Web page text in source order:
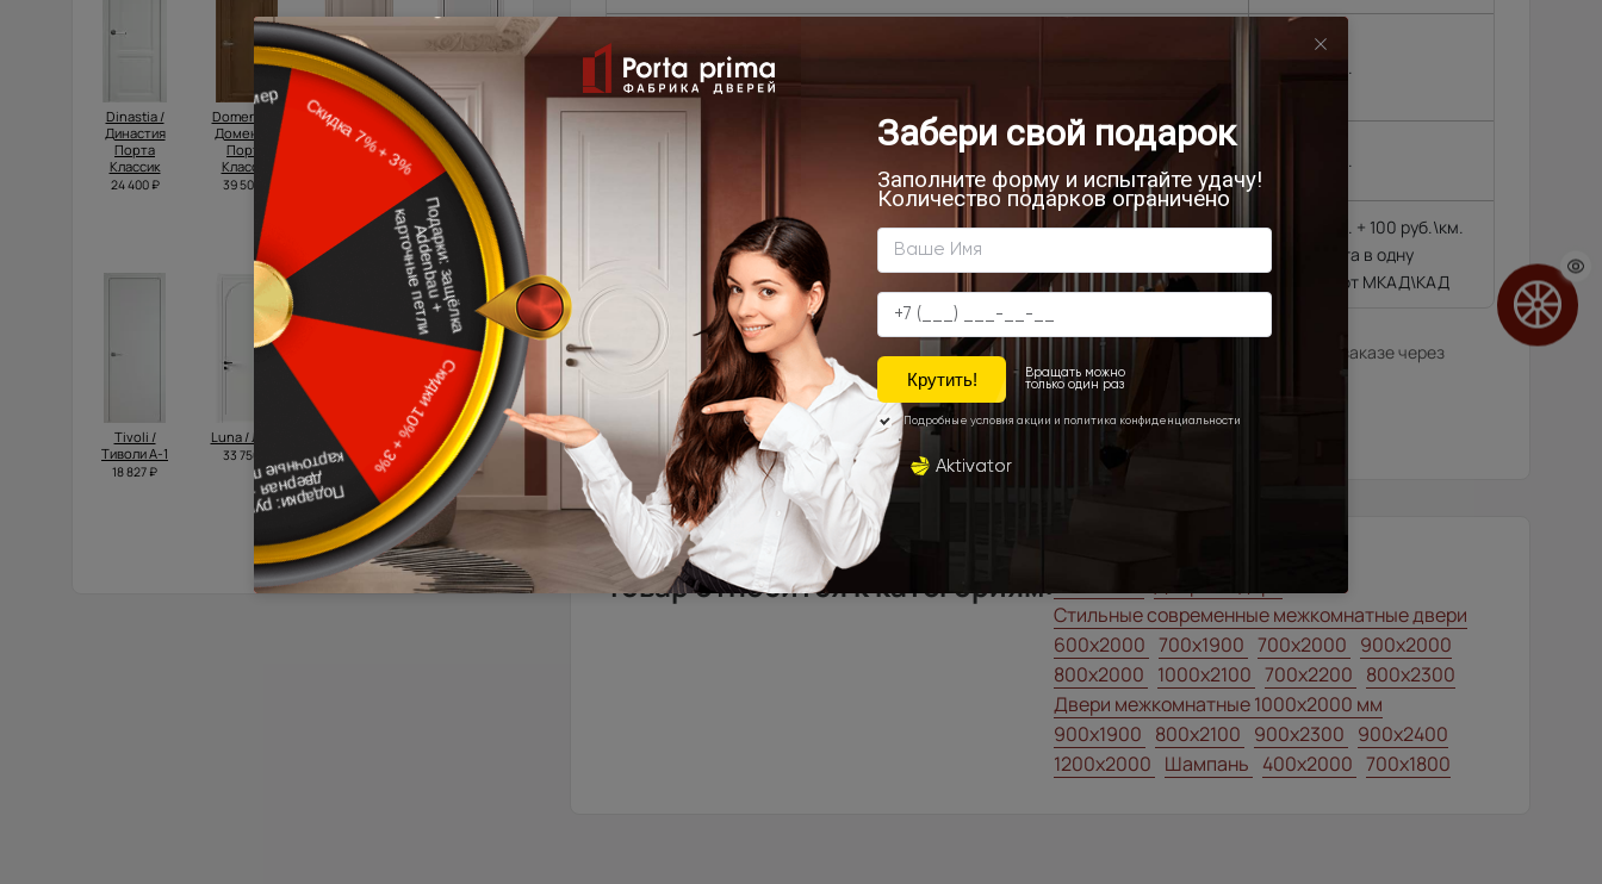
Dinastia /
Династия
Порта
Классик
24 400 ₽
Domenica /
Доменика
Порта
Классик
39 500 ₽
Domenica
Neo Classic
Scalino /
Доменика
Скалино
28 305 ₽
Tivoli /
Тиволи З-1
34 500 ₽
Tivoli /
Тиволи А-1
18 827 ₽
Luna / Луна
33 750 ₽
Domenica
Neo Classic
Decoro /
Доменика
Классик
Декоро
20 315 ₽
Tivoli /
Тиволи А-1
17 935 ₽
Фряново, Электросталь, Ивантеевка, Королёв, Монино,
Лосинопетровский и др. (от 20 до 45 км. от склада).
4 500 руб.
Москва\Санкт-Петербург и города, расположенные в районе МКАД\КАД
4 500 руб.
Города Московской\Ленинградской области, располагающиеся далее 10
км. от МКАД (кроме Щёлковского шоссе)\КАД
4 500 руб. + 100 руб.\км.
из расчёта в одну
сторону от МКАД\КАД
Доставка в регионы осуществляется по тарифам нашего дилера в данном регионе или, при заказе через
запрос с сайта, отдельно рассчитывается менеджером интернет-магазина.
Подробная информация о доставке
Товар относится к категориям:
Стильные современные межкомнатные двери
600x2000 700x1900 700x2000 900x2000
800x2000 1000x2100 700x2200 800x2300
Двери межкомнатные 1000х2000 мм
900x1900 800x2100 900x2300 900x2400
1200x2000 Шампань 400x2000 700x1800